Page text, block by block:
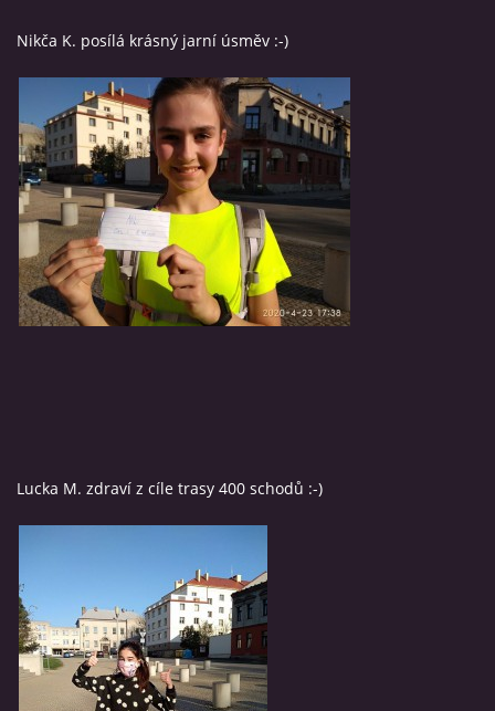
Nikča K. posílá krásný jarní úsměv :-)
Lucka M. zdraví z cíle trasy 400 schodů :-)